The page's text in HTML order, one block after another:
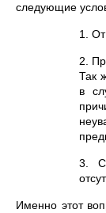
следующие
1.
2.
Так
в
3.
Именно этот